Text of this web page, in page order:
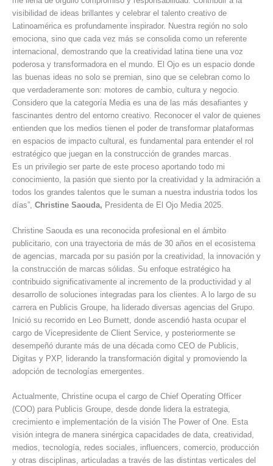
visibilidad de ideas brillantes y celebrar el talento creativo de
Latinoamérica es profundamente inspirador. Nuestra región no solo
emociona, sino que cada vez más se consolida como un referente
internacional, demostrando que la creatividad latina tiene una voz
poderosa y transformadora en el mundo. El Ojo es un espacio donde
las buenas ideas no solo se premian, sino que se celebran como lo
que verdaderamente son: motores de cambio, cultura y negocio.
Considero que la categoría Media es una de las más desafiantes y
fascinantes dentro del entorno creativo. Reconocer el valor de quienes
entienden que los medios tienen el poder de transformar plataformas
en espacios de impacto cultural, es fundamental para entender el rol
estratégico que juegan en la construcción de grandes marcas.
Es un privilegio ser parte de este proceso aportando todo mi
conocimiento, la pasión que siento por la creatividad y la admiración a
todos los grandes talentos que le suman a nuestra industria todos los
días”, Christine Saouda, Presidenta de El Ojo Media 2025.
Christine Saouda es una reconocida profesional en el ámbito
publicitario, con una trayectoria de más de 30 años en el ecosistema
de agencias, marcada por su pasión por la creatividad, la innovación y
la construcción de marcas sólidas. Su enfoque estratégico ha
contribuido significativamente al incremento de la productividad y al
desarrollo de soluciones integradas para los clientes. A lo largo de su
carrera en Publicis Groupe, ha liderado diversas agencias del Grupo.
Inició su recorrido en Leo Burnett, donde ascendió hasta ocupar el
cargo de Vicepresidente de Client Service, y posteriormente se
desempeñó durante más de una década como CEO de Publicis,
Digitas y PXP, liderando la transformación digital y promoviendo la
adopción de tecnologías emergentes.
Actualmente, Christine ocupa el cargo de Chief Operating Officer
(COO) para Publicis Groupe, desde donde lidera la estrategia,
crecimiento e implementación de la visión The Power of One. Esta
visión integra de manera sinérgica capacidades de data, creatividad,
medios, tecnología, redes sociales, influencers, comercio, producción
y otras disciplinas, articuladas a través de las distintas verticales del